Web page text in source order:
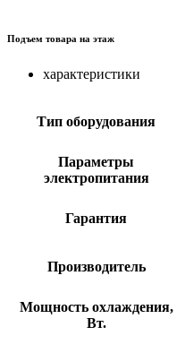
Подъем товара на этаж
характеристики
Тип оборудования
Параметры
электропитания
Гарантия
Производитель
Мощность охлаждения,
Вт.